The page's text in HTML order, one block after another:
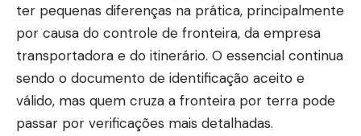
ter pequenas diferenças na prática, principalmente
por causa do controle de fronteira, da empresa
transportadora e do itinerário. O essencial continua
sendo o documento de identificação aceito e
válido, mas quem cruza a fronteira por terra pode
passar por verificações mais detalhadas.